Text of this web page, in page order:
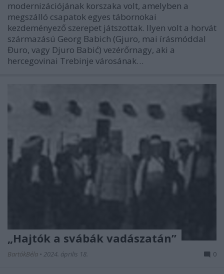
modernizációjának korszaka volt, amelyben a
megszálló csapatok egyes tábornokai
kezdeményező szerepet játszottak. Ilyen volt a horvát
származású Georg Babich (Gjuro, mai írásmóddal
Đuro, vagy Djuro Babić) vezérőrnagy, aki a
hercegovinai Trebinje városának…
„Hajtók a svábák vadászatán”
BartókBéla • 2024. április 18. 0